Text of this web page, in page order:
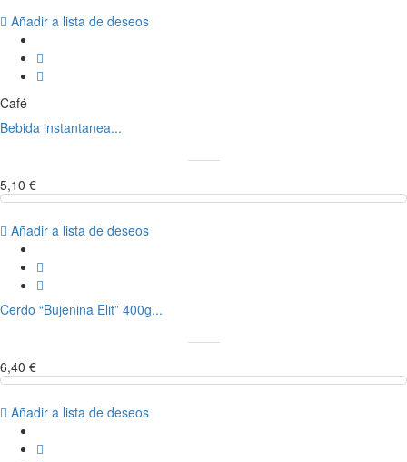
Añadir a lista de deseos
Café
Bebida instantanea...
5,10 €
Añadir a lista de deseos
Cerdo “Bujenina Elit” 400g...
6,40 €
Añadir a lista de deseos